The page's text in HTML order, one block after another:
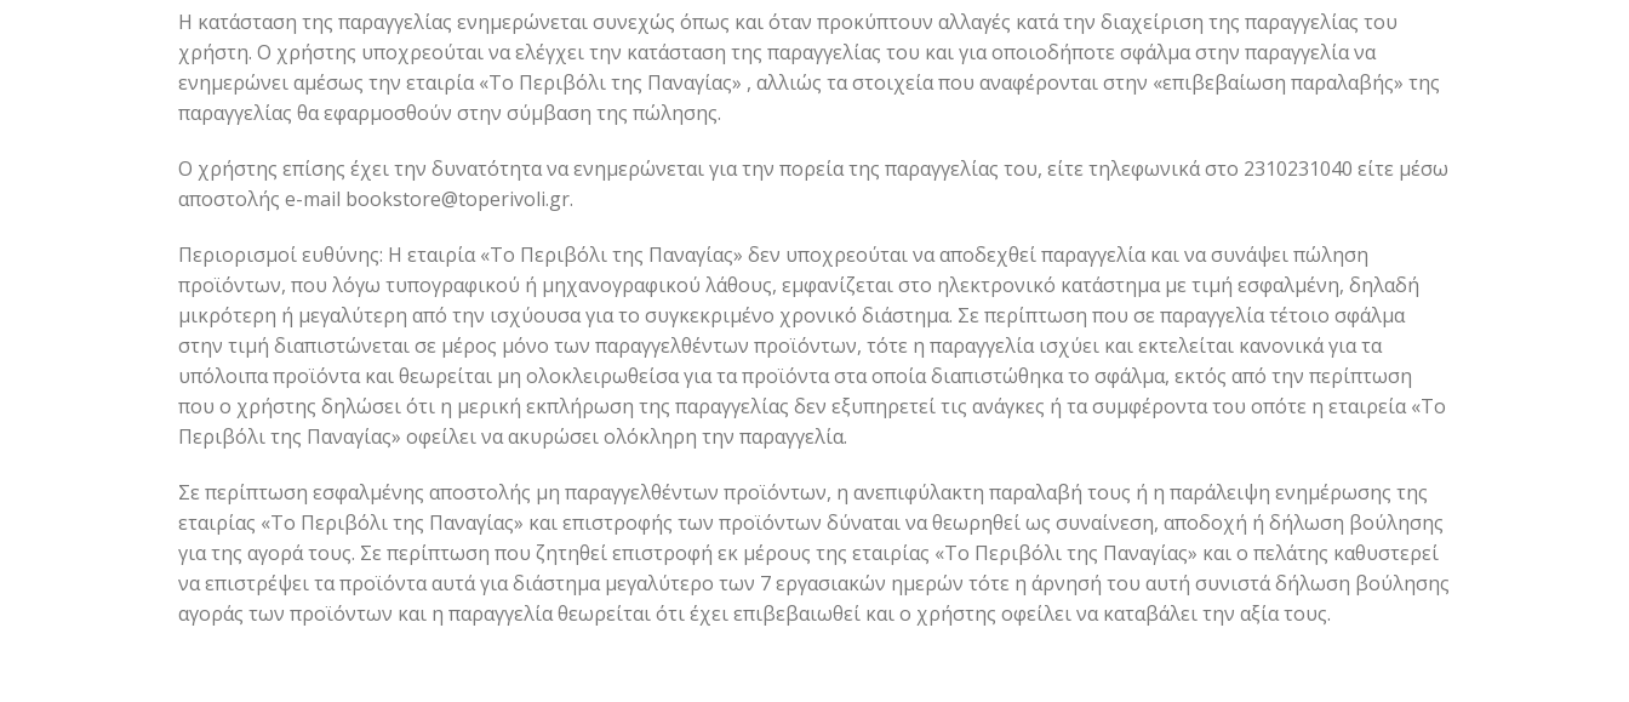
Η κατάσταση της παραγγελίας ενημερώνεται συνεχώς όπως και όταν προκύπτουν αλλαγές κατά την διαχείριση της παραγγελίας του
χρήστη. Ο χρήστης υποχρεούται να ελέγχει την κατάσταση της παραγγελίας του και για οποιοδήποτε σφάλμα στην παραγγελία να
ενημερώνει αμέσως την εταιρία «Το Περιβόλι της Παναγίας» , αλλιώς τα στοιχεία που αναφέρονται στην «επιβεβαίωση παραλαβής» της
παραγγελίας θα εφαρμοσθούν στην σύμβαση της πώλησης.
Ο χρήστης επίσης έχει την δυνατότητα να ενημερώνεται για την πορεία της παραγγελίας του, είτε τηλεφωνικά στο 2310231040 είτε μέσω
αποστολής e-mail bookstore@toperivoli.gr.
Περιορισμοί ευθύνης: Η εταιρία «Το Περιβόλι της Παναγίας» δεν υποχρεούται να αποδεχθεί παραγγελία και να συνάψει πώληση
προϊόντων, που λόγω τυπογραφικού ή μηχανογραφικού λάθους, εμφανίζεται στο ηλεκτρονικό κατάστημα με τιμή εσφαλμένη, δηλαδή
μικρότερη ή μεγαλύτερη από την ισχύουσα για το συγκεκριμένο χρονικό διάστημα. Σε περίπτωση που σε παραγγελία τέτοιο σφάλμα
στην τιμή διαπιστώνεται σε μέρος μόνο των παραγγελθέντων προϊόντων, τότε η παραγγελία ισχύει και εκτελείται κανονικά για τα
υπόλοιπα προϊόντα και θεωρείται μη ολοκλειρωθείσα για τα προϊόντα στα οποία διαπιστώθηκα το σφάλμα, εκτός από την περίπτωση
που ο χρήστης δηλώσει ότι η μερική εκπλήρωση της παραγγελίας δεν εξυπηρετεί τις ανάγκες ή τα συμφέροντα του οπότε η εταιρεία «Το
Περιβόλι της Παναγίας» οφείλει να ακυρώσει ολόκληρη την παραγγελία.
Σε περίπτωση εσφαλμένης αποστολής μη παραγγελθέντων προϊόντων, η ανεπιφύλακτη παραλαβή τους ή η παράλειψη ενημέρωσης της
εταιρίας «Το Περιβόλι της Παναγίας» και επιστροφής των προϊόντων δύναται να θεωρηθεί ως συναίνεση, αποδοχή ή δήλωση βούλησης
για της αγορά τους. Σε περίπτωση που ζητηθεί επιστροφή εκ μέρους της εταιρίας «Το Περιβόλι της Παναγίας» και ο πελάτης καθυστερεί
να επιστρέψει τα προϊόντα αυτά για διάστημα μεγαλύτερο των 7 εργασιακών ημερών τότε η άρνησή του αυτή συνιστά δήλωση βούλησης
αγοράς των προϊόντων και η παραγγελία θεωρείται ότι έχει επιβεβαιωθεί και ο χρήστης οφείλει να καταβάλει την αξία τους.